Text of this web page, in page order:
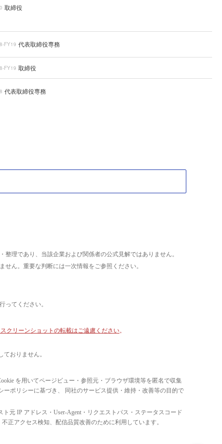
取締役
FY19 代表取締役専務
FY19 取締役
代表取締役専務
理であり、当該企業および関係者の公式見解ではありません。
ん。重要な判断には一次情報をご参照ください。
ってください。
クリーンショットの転載はご遠慮ください。
おりません。
を用いてページビュー・参照元・ブラウザ環境等を匿名で収集
ポリシーに基づき、 同社のサービス提供・維持・改善等の目的で
元 IP アドレス・User-Agent・リクエストパス・ステータスコード
正アクセス検知、配信品質改善のために利用しています。